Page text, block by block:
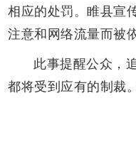
相应的处罚。睢县宣
注意和网络流量而被
此事提醒公众，
都将受到应有的制裁。